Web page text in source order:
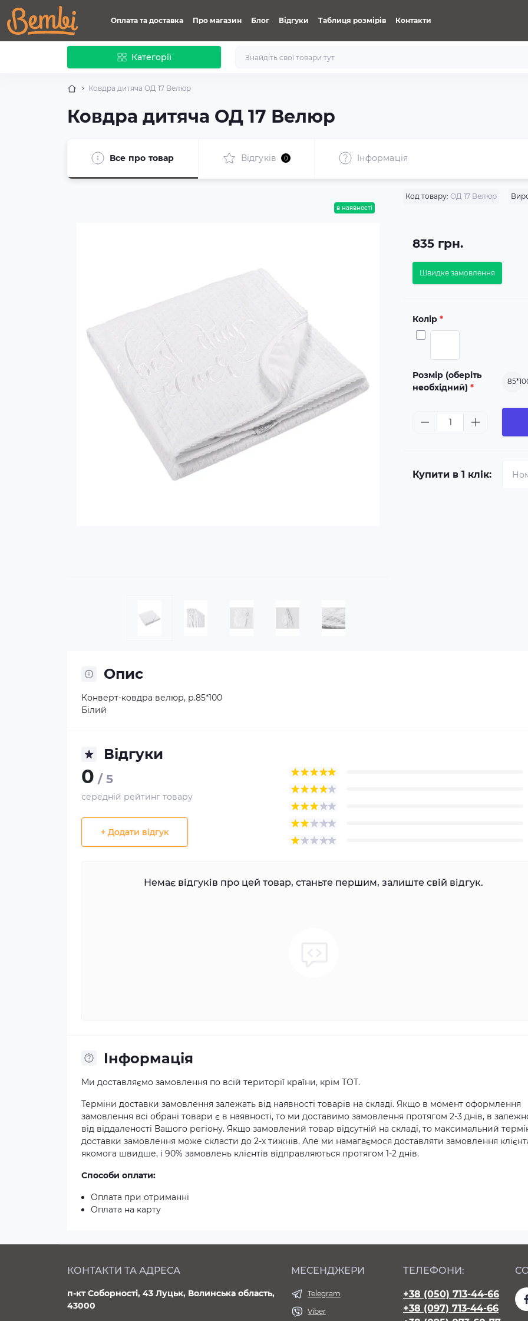
Оплата та доставка Про магазин Блог Відгуки Таблиця розмірів Контакти
Категорії
Ковдра дитяча ОД 17 Велюр
Ковдра дитяча ОД 17 Велюр
Все про товар Відгуків 0 Iнформація
в наявності
Код товару: ОД 17 Велюр
835 грн.
Швидке замовлення
Колір *
Розмір (оберіть
необхідний) *
Купити в 1 клік:
Опис
Конверт-ковдра велюр, р.85*100
Білий
Відгуки
0 / 5
середній рейтинг товару
+ Додати відгук
Немає відгуків про цей товар, станьте першим, залиште свій відгук.
Iнформація
Ми доставляємо замовлення по всій території країни, крім ТОТ.
Терміни доставки замовлення залежать від наявності товарів на складі. Якщо в момент оформлення
замовлення всі обрані товари є в наявності, то ми доставимо замовлення протягом 2-3 днів, в
від віддаленості Вашого регіону. Якщо замовлений товар відсутній на складі, то максимальний
доставки замовлення може скласти до 2-х тижнів. Але ми намагаємося доставляти замовлення
якомога швидше, і 90% замовлень клієнтів відправляються протягом 1-2 днів.
Способи оплати:
Оплата при отриманні
Оплата на карту
КОНТАКТИ ТА АДРЕСА
п-кт Соборності, 43 Луцьк, Волинська область,
43000
МЕСЕНДЖЕРИ
Telegram
Viber
ТЕЛЕФОНИ:
+38 (050) 713-44-66
+38 (097) 713-44-66